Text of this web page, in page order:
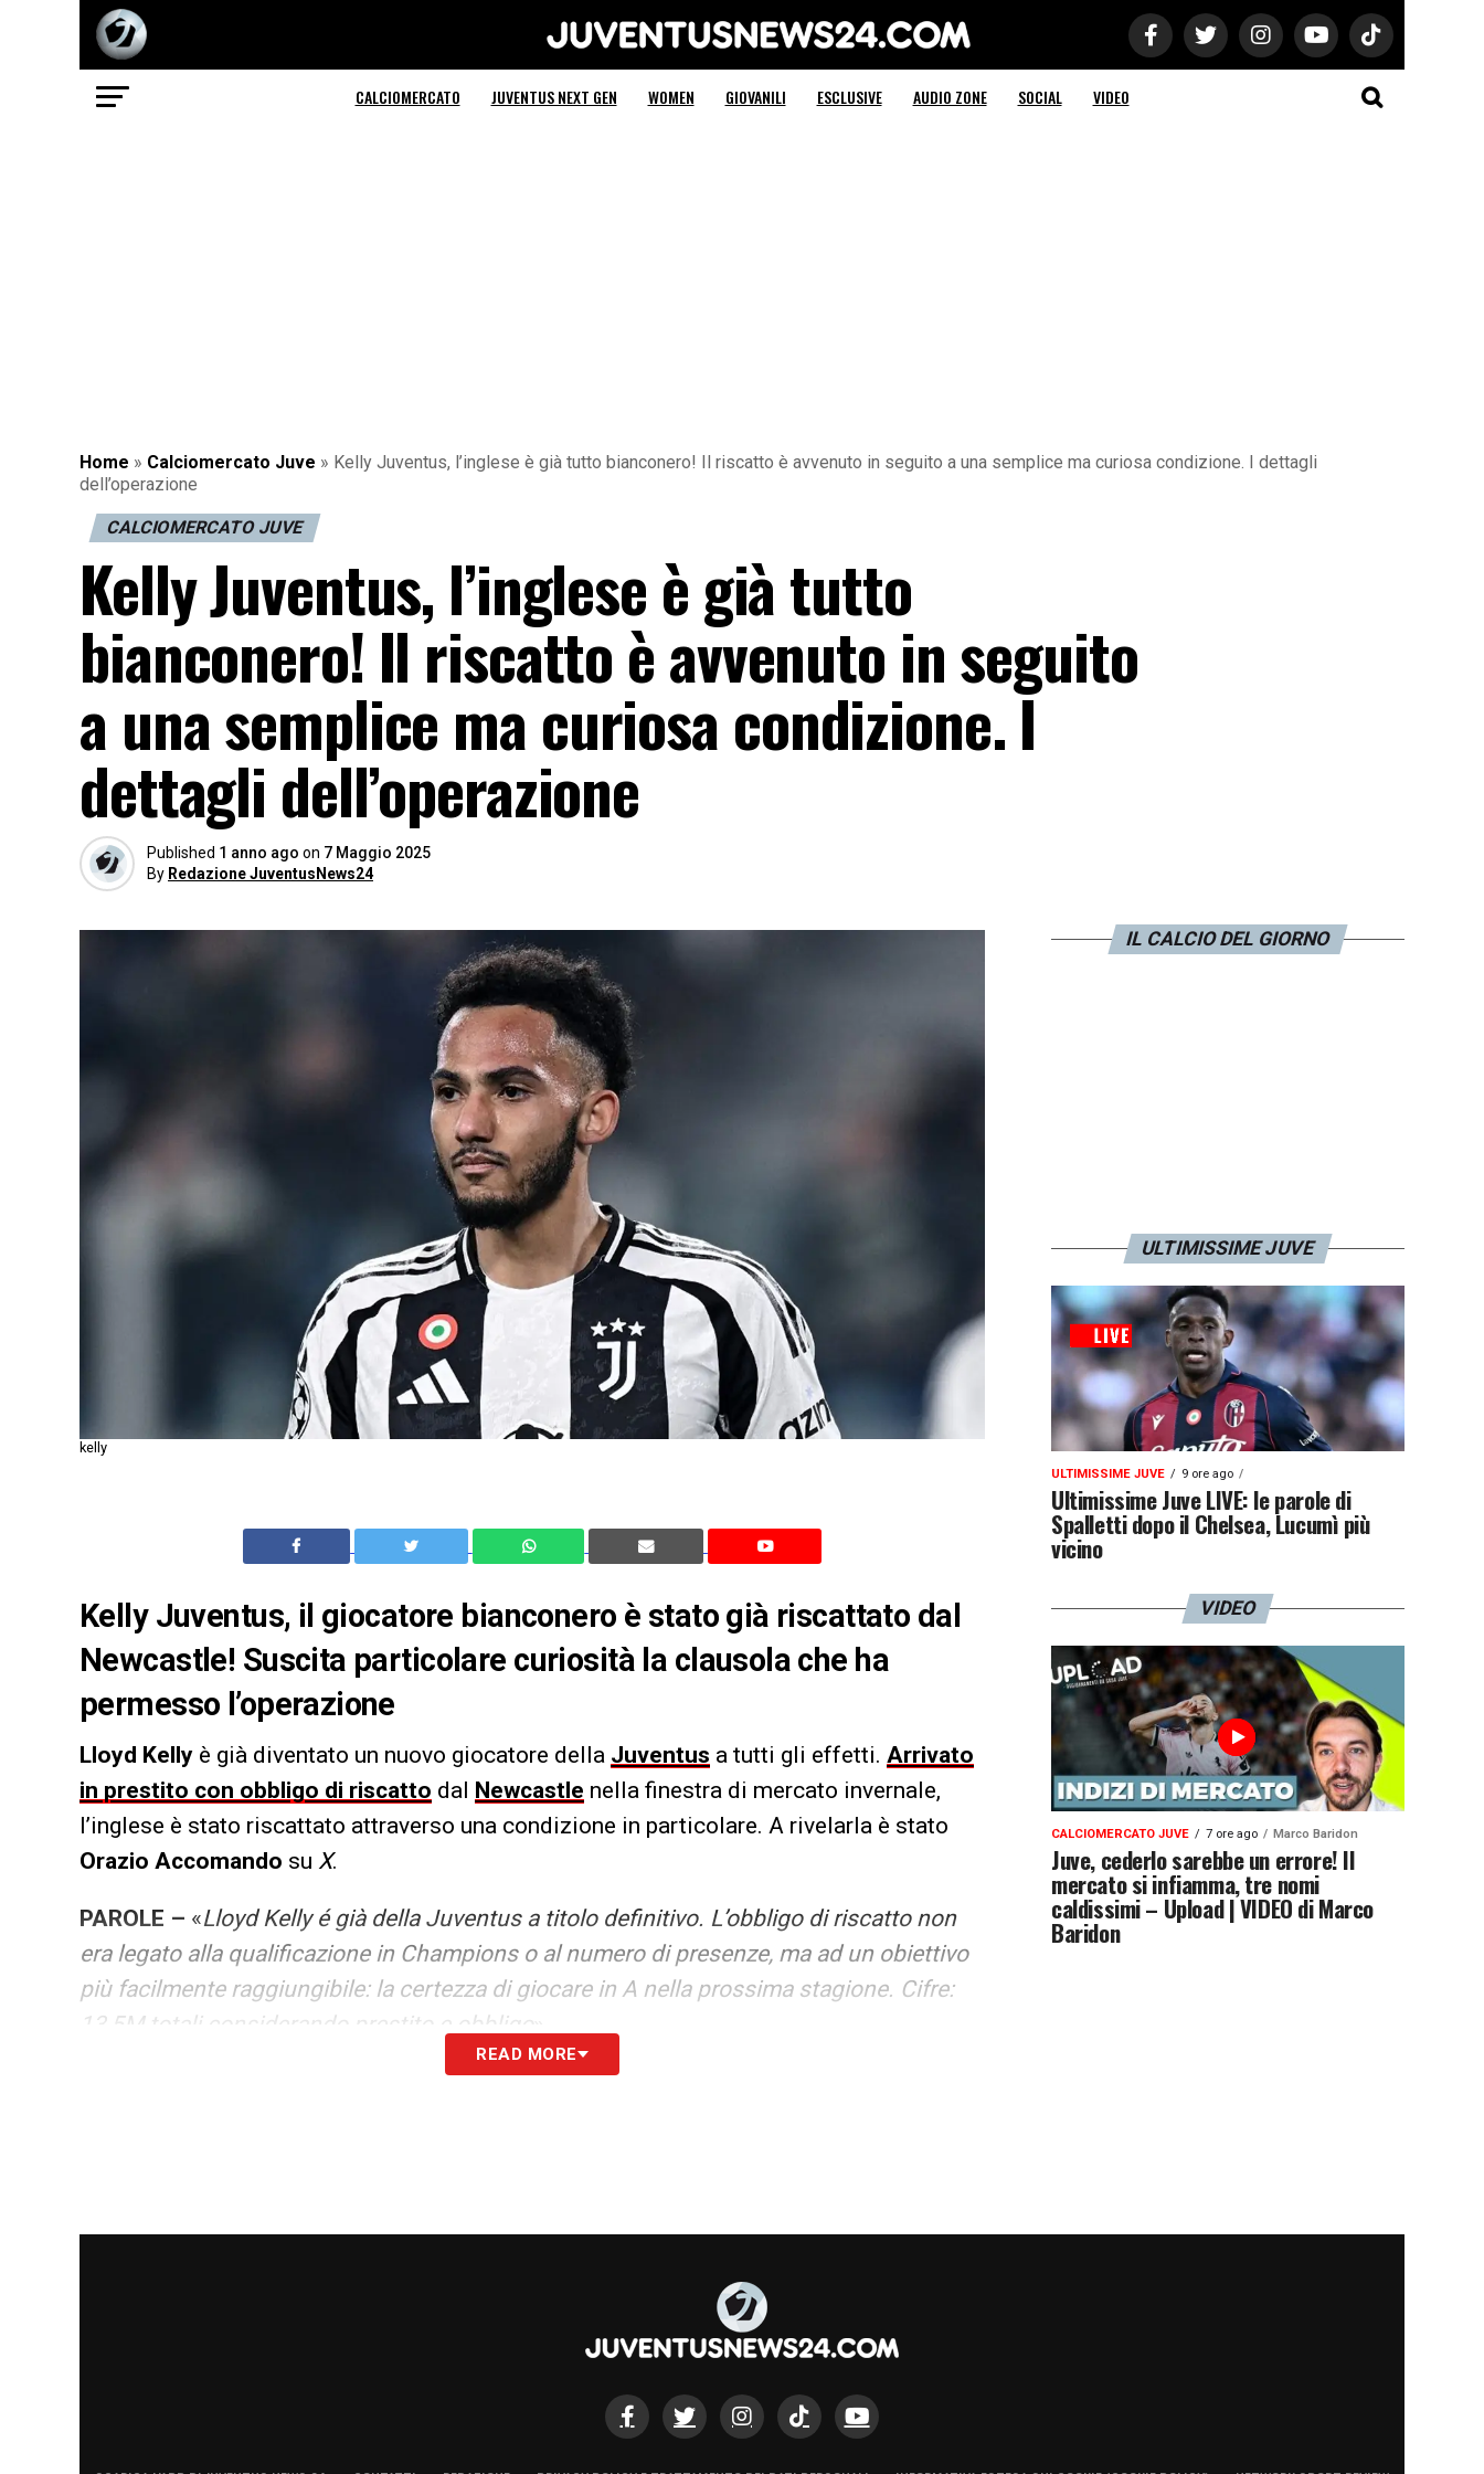
Juventus News 24
CALCIOMERCATO JUVENTUS NEXT GEN WOMEN GIOVANILI ESCLUSIVE AUDIO ZONE SOCIAL VIDEO
Home » Calciomercato Juve » Kelly Juventus, l’inglese è già tutto bianconero! Il riscatto è avvenuto in seguito a una semplice ma curiosa condizione. I dettagli
dell’operazione
CALCIOMERCATO JUVE
Kelly Juventus, l’inglese è già tutto
bianconero! Il riscatto è avvenuto in seguito
a una semplice ma curiosa condizione. I
dettagli dell’operazione
Published 1 anno ago on 7 Maggio 2025
By Redazione JuventusNews24
kelly
Kelly Juventus, il giocatore bianconero è stato già riscattato dal
Newcastle! Suscita particolare curiosità la clausola che ha
permesso l’operazione
Lloyd Kelly è già diventato un nuovo giocatore della Juventus a tutti gli effetti. Arrivato
in prestito con obbligo di riscatto dal Newcastle nella finestra di mercato invernale,
l’inglese è stato riscattato attraverso una condizione in particolare. A rivelarla è stato
Orazio Accomando su X.
PAROLE – «Lloyd Kelly é già della Juventus a titolo definitivo. L’obbligo di riscatto non
era legato alla qualificazione in Champions o al numero di presenze, ma ad un obiettivo
più facilmente raggiungibile: la certezza di giocare in A nella prossima stagione. Cifre:
13,5M totali considerando prestito e obbligo
READ MORE
IL CALCIO DEL GIORNO
ULTIMISSIME JUVE
ULTIMISSIME JUVE 9 ore ago
Ultimissime Juve LIVE: le parole di
Spalletti dopo il Chelsea, Lucumì più
vicino
VIDEO
CALCIOMERCATO JUVE 7 ore ago Marco Baridon
Juve, cederlo sarebbe un errore! Il
mercato si infiamma, tre nomi
caldissimi – Upload | VIDEO di Marco
Baridon